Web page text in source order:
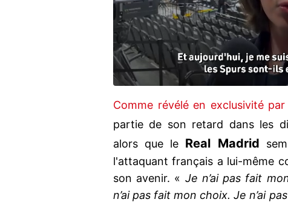
Comme révélé en exclusivité
partie de son retard dans les
alors que le Real Madrid
l'attaquant français a lui-même
son avenir. « Je n’ai pas fait
n’ai pas fait mon choix. Je n’ai